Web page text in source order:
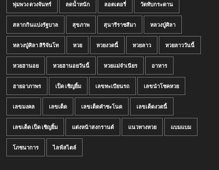
พุ่มพวง ดวงจันทร์ ลดน้ำหนัก ลอตเตอรี่ วัดทับกระดาน
สลากกินแบ่งรัฐบาล สุขภาพ สุนารีราชสีมา หลวงปู่ศิลา
หลวงปู่ศิลา สิริจันโท หวย หวยงวดนี้ หวยลาว หวยลาววันนี้
หวยฮานอย หวยฮานอยวันนี้ หวยแม่จำเนียร อาหาร
ฮายอาภาพร เป็ด เชิญยิ้ม เลขทะเบียนรถ เลขนำโชคหวย
เลขมงคล เลขเด็ด เลขเด็ดคำชะโนด เลขเด็ดงวดนี้
เลขเด็ด เป็ด เชิญยิ้ม แต่งหน้าสงกรานต์ แนวทางหวย แบมแบม
โภชนาการ ไลฟ์สไตล์